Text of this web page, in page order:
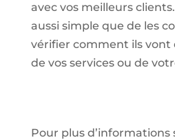
avec vos meilleurs
aussi simple que de les
vérifier comment ils vont
de vos services ou de
Pour plus d’informations